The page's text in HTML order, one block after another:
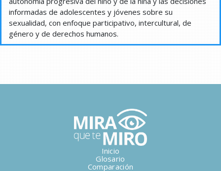
informadas de adolescentes y jóvenes sobre su
sexualidad, con enfoque participativo, intercultural, de
género y de derechos humanos.
Inicio
Glosario
Comparación